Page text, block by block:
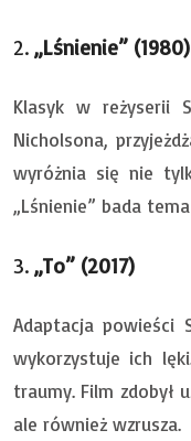
2. „Lśnienie” (1980)
Klasyk w reżyserii
Nicholsona,
wyróżnia się nie
„Lśnienie” bada
3. „To” (2017)
Adaptacja powieści
wykorzystuje ich
traumy. Film zdobył
ale również wzrusza.